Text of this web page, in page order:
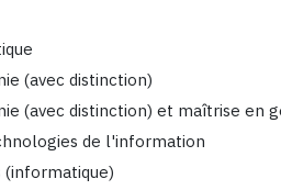
(avec distinction)
(avec distinction) et maîtrise en
de l'information
(informatique)